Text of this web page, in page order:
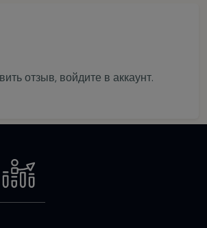
отзыв, войдите в аккаунт.